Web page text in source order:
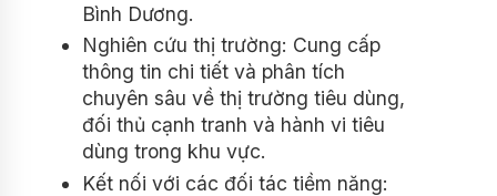
Bình Dương.
Nghiên cứu thị trường: Cung cấp
thông tin chi tiết và phân tích
chuyên sâu về thị trường tiêu dùng,
đối thủ cạnh tranh và hành vi tiêu
dùng trong khu vực.
Kết nối với các đối tác tiềm năng: